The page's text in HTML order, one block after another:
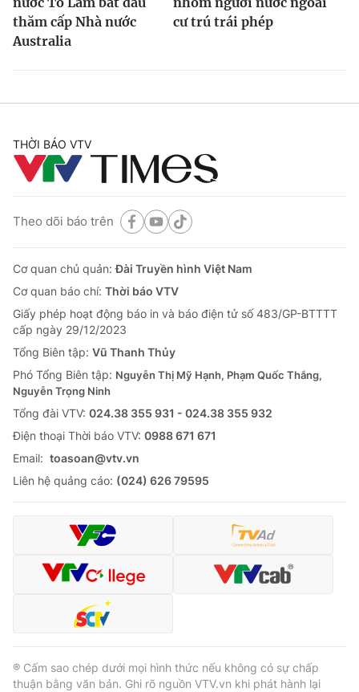
thăm cấp Nhà nước
Australia
cư trú trái phép
THỜI BÁO VTV
Theo dõi báo trên
Cơ quan chủ quản:Đài Truyền hình Việt Nam
Cơ quan báo chí: Thời báo VTV
Giấy phép hoạt động báo in và báo điện tử số 483/GP-BTTTT
cấp ngày 29/12/2023
Tổng Biên tập: Vũ Thanh Thủy
Phó Tổng Biên tập: Nguyễn Thị Mỹ Hạnh, Phạm Quốc Thắng,
Nguyễn Trọng Ninh
Tổng đài VTV: 024.38 355 931 - 024.38 355 932
Ðiện thoại Thời báo VTV: 0988 671 671
Email: toasoan@vtv.vn
Liên hệ quảng cáo: (024) 626 79595
® Cấm sao chép dưới mọi hình thức nếu không có sự chấp
thuận bằng văn bản. Ghi rõ nguồn VTV.vn khi phát hành lại